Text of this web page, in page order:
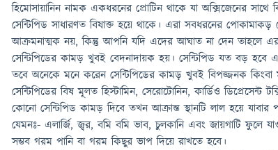
হিমোসায়ানিন নামক একধরনের প্রোটিন থাকে যা অক্সিজেনের সাথে
সেন্টিপিড সাধারণত বিষাক্ত হয়ে থাকে। এরা সবধরনের
আক্রমনাত্মক নয়, কিন্তু আপনি যদি এদের আঘাত না দেন তাহলে
সেন্টিপিডের কামড় খুবই বেদনাদায়ক হয়। সেন্টিপিড যত বড়
তবে অনেকে মনে করেন সেন্টিপিডের কামড় খুবই বিপজ্জনক কিংবা
সেন্টিপিডের বিষ মূলত হিস্টামিন, সেরোটোনিন, কার্ডিও
কোনো সেন্টিপিড কামড় দিবে তখন আক্রান্ত স্থানটি লাল হয়ে যাবার
যেমনঃ- এলার্জি, জ্বর, বমি বমি ভাব, চুলকানি এবং জায়গাটি ফুলে
সম্ভব গরম পানি বা গরম কিছুর ভাপ দিয়ে রাখতে হবে।